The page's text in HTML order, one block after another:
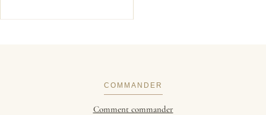
COMMANDER
Comment commander